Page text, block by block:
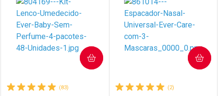
(83)
COMPRAR
(2)
COMPRAR